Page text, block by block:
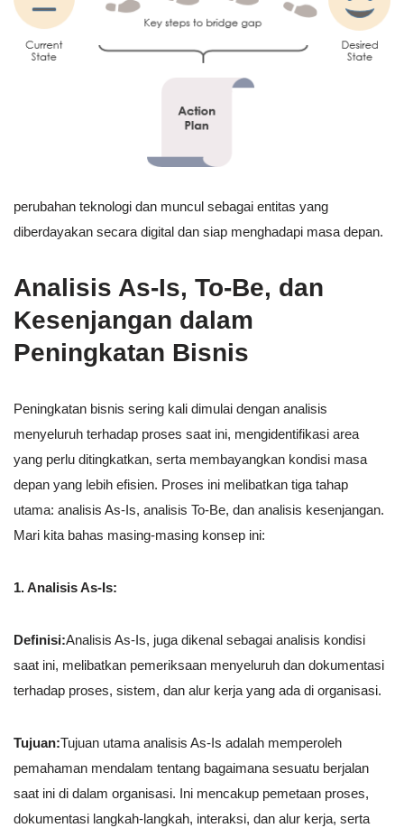
perubahan teknologi dan muncul sebagai entitas yang
diberdayakan secara digital dan siap menghadapi masa depan.
Analisis As-Is, To-Be, dan
Kesenjangan dalam
Peningkatan Bisnis
Peningkatan bisnis sering kali dimulai dengan analisis
menyeluruh terhadap proses saat ini, mengidentifikasi area
yang perlu ditingkatkan, serta membayangkan kondisi masa
depan yang lebih efisien. Proses ini melibatkan tiga tahap
utama: analisis As-Is, analisis To-Be, dan analisis kesenjangan.
Mari kita bahas masing-masing konsep ini:
1. Analisis As-Is:
Definisi:Analisis As-Is, juga dikenal sebagai analisis kondisi
saat ini, melibatkan pemeriksaan menyeluruh dan dokumentasi
terhadap proses, sistem, dan alur kerja yang ada di organisasi.
Tujuan:Tujuan utama analisis As-Is adalah memperoleh
pemahaman mendalam tentang bagaimana sesuatu berjalan
saat ini di dalam organisasi. Ini mencakup pemetaan proses,
dokumentasi langkah-langkah, interaksi, dan alur kerja, serta